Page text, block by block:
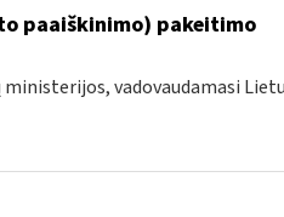
paaiškinimo) pakeitimo
vadovaudamasi